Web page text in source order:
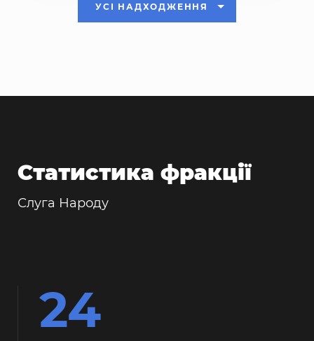
УСІ НАДХОДЖЕННЯ
Статистика фракції
Слуга Народу
24